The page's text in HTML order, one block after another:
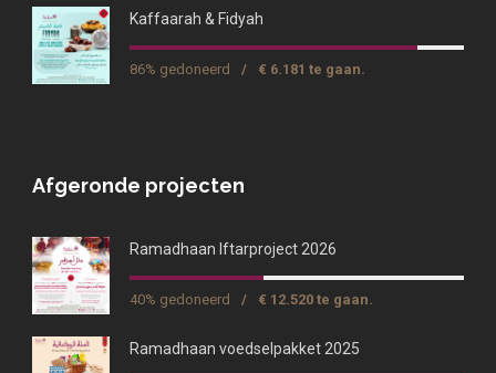
Kaffaarah & Fidyah
86% gedoneerd / € 6.181 te gaan.
Afgeronde projecten
Ramadhaan Iftarproject 2026
40% gedoneerd / € 12.520 te gaan.
Ramadhaan voedselpakket 2025